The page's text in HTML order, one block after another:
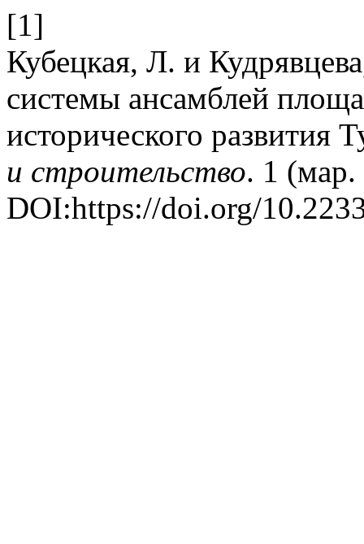
[1]
Кубецкая, Л. и
системы ансамблей
исторического развития
и строительство. 1
DOI:https://doi.org/